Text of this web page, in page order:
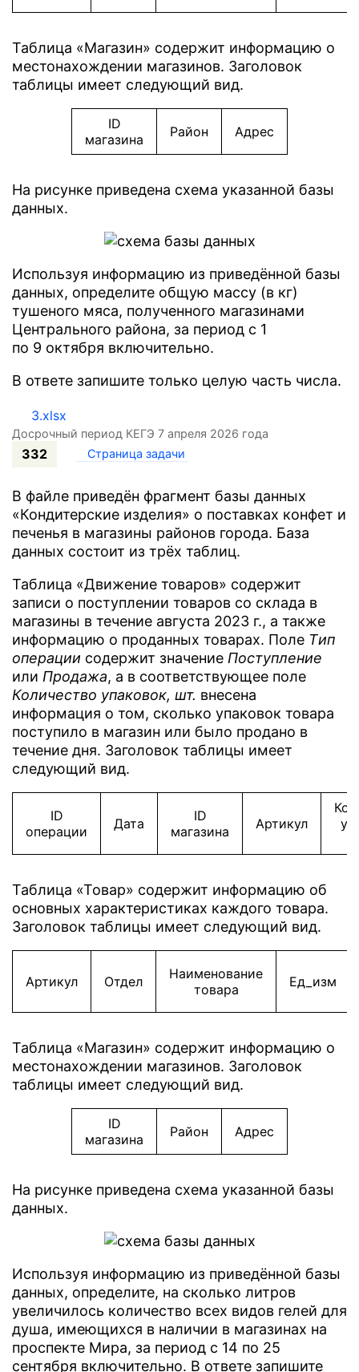
Таблица «Магазин» содержит информацию о
местонахождении магазинов. Заголовок
таблицы имеет следующий вид.
ID
магазина
Район Адрес
На рисунке приведена схема указанной базы
данных.
Используя информацию из приведённой базы
данных, определите общую массу (в кг)
тушеного мяса, полученного магазинами
Центрального района, за период с 1
по 9 октября включительно.
В ответе запишите только целую часть числа.
3.xlsx
Досрочный период КЕГЭ 7 апреля 2026 года
332
В файле приведён фрагмент базы данных
«Кондитерские изделия» о поставках конфет и
печенья в магазины районов города. База
данных состоит из трёх таблиц.
Таблица «Движение товаров» содержит
записи о поступлении товаров со склада в
магазины в течение августа 2023 г., а также
информацию о проданных товарах. Поле Tип
операции содержит значение Поступление
или Продажа, а в соответствующее поле
Количество упаковок, шт. внесена
информация о том, сколько упаковок товара
поступило в магазин или было продано в
течение дня. Заголовок таблицы имеет
следующий вид.
ID
операции
Дата
ID
магазина
Артикул
Таблица «Товар» содержит информацию об
основных характеристиках каждого товара.
Заголовок таблицы имеет следующий вид.
Артикул Отдел
Наименование
товара
Ед_изм
Таблица «Магазин» содержит информацию о
местонахождении магазинов. Заголовок
таблицы имеет следующий вид.
ID
магазина
Район Адрес
На рисунке приведена схема указанной базы
данных.
Используя информацию из приведённой базы
данных, определите, на сколько литров
увеличилось количество всех видов гелей для
душа, имеющихся в наличии в магазинах на
проспекте Мира, за период с 14 по 25
сентября включительно. В ответе запишите
Страница задачи